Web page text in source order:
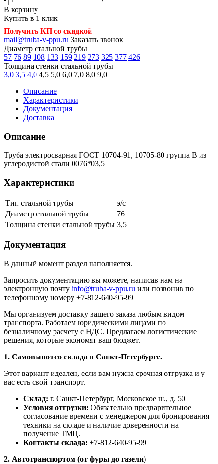
В корзину
Купить в 1 клик
Получить КП со скидкой
mail@truba-v-ppu.ru Заказать звонок
Диаметр стальной трубы
57 76 89 108 133 159 219 273 325 377 426
Толщина стенки стальной трубы
3,0 3,5 4,0 4,5 5,0 6,0 7,0 8,0 9,0
Описание
Характеристики
Документация
Доставка
Описание
Труба электросварная ГОСТ 10704-91, 10705-80 группа В из
углеродистой стали 0076*03,5
Характеристики
Тип стальной трубы
э/с
Диаметр стальной трубы
76
Толщина стенки стальной трубы 3,5
Документация
В данный момент раздел наполняется.
Запросить документацию вы можете, написав нам на
электронную почту info@truba-v-ppu.ru или позвонив по
телефонному номеру +7-812-640-95-99
Мы организуем доставку вашего заказа любым видом
транспорта. Работаем юридическими лицами по
безналичному расчету с НДС. Предлагаем логистические
решения, которые экономят ваш бюджет.
1. Самовывоз со склада в Санкт-Петербурге.
Этот вариант идеален, если вам нужна срочная отгрузка и у
вас есть свой транспорт.
Склад: г. Санкт-Петербург, Московское ш., д. 50
Условия отгрузки: Обязательно предварительное
согласование времени с менеджером для бронирования
техники на складе и наличие доверенности на
получение ТМЦ.
Контакты склада: +7-812-640-95-99
2. Автотранспортом (от фуры до газели)